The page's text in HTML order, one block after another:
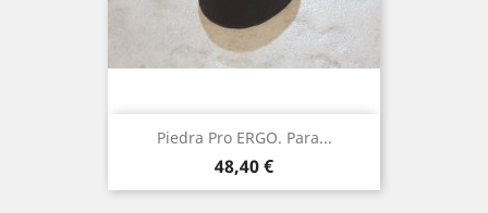
Piedra Pro ERGO. Para...
Precio
48,40 €